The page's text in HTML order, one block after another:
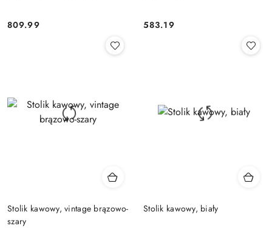
Cena:
809.99 Cena:
583.19
Stolik kawowy, vintage brązowo-
szary
Stolik kawowy, biały